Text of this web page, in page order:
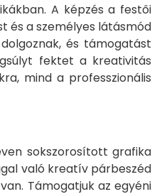
A képzés a festői
és a személyes látásmód
és támogatást
fektet a kreativitás
mind a professzionális
sokszorosított grafika
való kreatív párbeszéd
Támogatjuk az egyéni